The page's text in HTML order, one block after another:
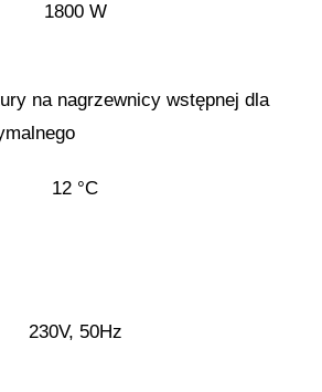
1800 W
na nagrzewnicy wstępnej dla
12 °C
230V, 50Hz